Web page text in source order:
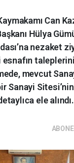
Can
Hülya
nezaket
esnafın
mevcut
Sanayi
ele alındı.